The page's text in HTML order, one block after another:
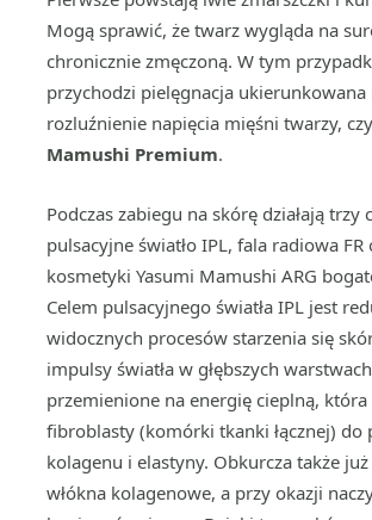
Mogą sprawić, że twarz wygląda na
chronicznie zmęczoną. W tym
przychodzi pielęgnacja ukierunkowana
rozluźnienie napięcia mięśni twarzy,
Mamushi Premium.
Podczas zabiegu na skórę działają trzy
pulsacyjne światło IPL, fala radiowa FR
kosmetyki Yasumi Mamushi ARG
Celem pulsacyjnego światła IPL jest
widocznych procesów starzenia się
impulsy światła w głębszych
przemienione na energię cieplną,
fibroblasty (komórki tkanki łącznej) do
kolagenu i elastyny. Obkurcza także
włókna kolagenowe, a przy okazji